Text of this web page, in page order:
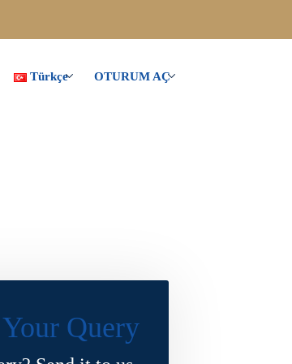
Türkçe OTURUM AÇ
Query